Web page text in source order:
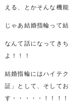
える、とかそんな機
じゃあ結婚指輪って
なんて話になってき
よ
結婚指輪にはハイテ
証」として、そして
す・・